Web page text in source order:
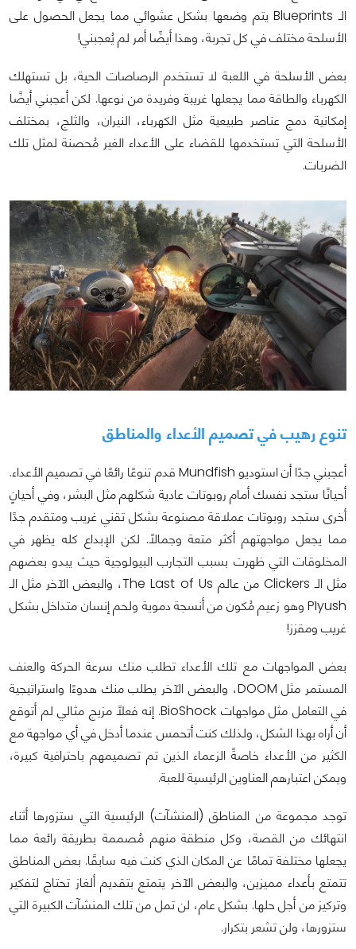
الـ Blueprints يتم وضعها بشكل عشوائي مما يجعل الحصول على
الأسلحة مختلف في كل تجربة، وهذا أيضًا أمر لم يُعجبني!
بعض الأسلحة في اللعبة لا تستخدم الرصاصات الحية، بل تستهلك
الكهرباء والطاقة مما يجعلها غريبة وفريدة من نوعها. لكن أعجبني أيضًا
إمكانية دمج عناصر طبيعية مثل الكهرباء، النيران، والثلج، بمختلف
الأسلحة التي تستخدمها للقضاء على الأعداء الغير مُحصنة لمثل تلك
الضربات.
تنوع رهيب في تصميم الأعداء والمناطق
أعجبني جدًا أن استوديو Mundfish قدم تنوعًا رائعًا في تصميم الأعداء.
أحيانًا ستجد نفسك أمام روبوتات عادية شكلهم مثل البشر، وفي أحيانٍ
أخرى ستجد روبوتات عملاقة مصنوعة بشكل تقني غريب ومتقدم جدًا
مما يجعل مواجهتهم أكثر متعة وجمالاً. لكن الإبداع كله يظهر في
المخلوقات التي ظهرت بسبب التجارب البيولوجية حيث يبدو بعضهم
مثل الـ Clickers من عالم The Last of Us، والبعض الآخر مثل الـ
PIyush وهو زعيم مُكون من أنسجة دموية ولحم إنسان متداخل بشكل
غريب ومقزز!
بعض المواجهات مع تلك الأعداء تطلب منك سرعة الحركة والعنف
المستمر مثل DOOM، والبعض الآخر يطلب منك هدوءًا واستراتيجية
في التعامل مثل مواجهات BioShock. إنه فعلاً مزيج مثالي لم أتوقع
أن أراه بهذا الشكل، ولذلك كنت أتحمس عندما أدخل في أي مواجهة مع
الكثير من الأعداء خاصةً الزعماء الذين تم تصميمهم باحترافية كبيرة،
ويمكن اعتبارهم العناوين الرئيسية للعبة.
توجد مجموعة من المناطق (المنشآت) الرئيسية التي ستزورها أثناء
انتهائك من القصة، وكل منطقة منهم مُصممة بطريقة رائعة مما
يجعلها مختلفة تمامًا عن المكان الذي كنت فيه سابقًا. بعض المناطق
تتمتع بأعداء مميزين، والبعض الآخر يتمتع بتقديم ألغاز تحتاج لتفكير
وتركيز من أجل حلها. بشكل عام، لن تمل من تلك المنشآت الكبيرة التي
ستزورها، ولن تشعر بتكرار.